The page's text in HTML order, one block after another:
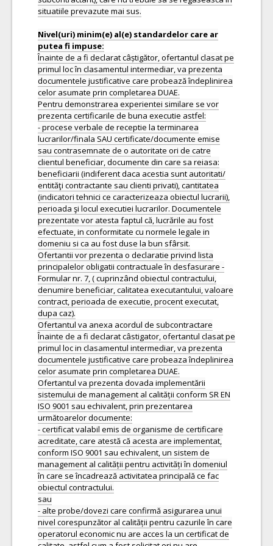
situatiile prevazute mai sus.
Nivel(uri) minim(e) al(e) standardelor care ar
Înainte de a fi declarat câștigător, ofertantul clasat pe
primul loc în clasamentul intermediar, va prezenta
documentele justificative care probează îndeplinirea
celor asumate prin completarea DUAE.
Pentru demonstrarea experientei similare se vor
prezenta certificarile de buna executie astfel:
- procese verbale de receptie la terminarea
lucrarilor/finala SAU certificate/documente emise
sau contrasemnate de o autoritate ori de catre
clientul beneficiar, documente din care sa reiasa:
beneficiarii (indiferent daca acestia sunt autoritati/
entităţi contractante sau clienti privati), cantitatea
(indicatori tehnici ce caracterizeaza obiectul lucrarii),
perioada şi locul executiei lucrarilor. Documentele
prezentate vor atesta faptul că, lucrările au fost
efectuate, in conformitate cu normele legale in
domeniu si ca au fost duse la bun sfârsit.
Ofertantii vor prezenta o declaratie privind lista
principalelor obligatii contractuale în desfasurare -
Formular nr. 7, ( cuprinzând obiectul contractului,
denumire beneficiar, calitatea executantului, valoare
contract, perioada de executie, procent executat,
dupa caz).
Ofertantul va anexa acordul de subcontractare
Înainte de a fi declarat câstigator, ofertantul clasat pe
primul loc in clasamentul intermediar, va prezenta
documentele justificative care probeaza îndeplinirea
celor asumate prin completarea DUAE.
Ofertantul va prezenta dovada implementării
sistemului de management al calității conform SR EN
ISO 9001 sau echivalent, prin prezentarea
următoarelor documente:
- certificat valabil emis de organisme de certificare
acreditate, care atestă că acesta are implementat,
conform ISO 9001 sau echivalent, un sistem de
management al calității pentru activități în domeniul
în care se încadrează activitatea principală ce fac
obiectul contractului.
sau
- alte probe/dovezi care confirmă asigurarea unui
nivel corespunzător al calității pentru cazurile în care
operatorul economic nu are acces la un certificat de